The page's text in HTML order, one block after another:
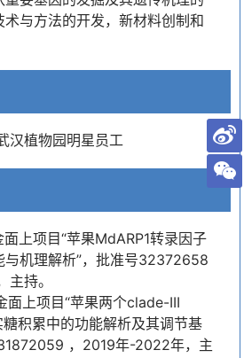
与方法的开发，新材料创制和
汉植物园明星员工
上项目“苹果MdARP1转录因子
与机理解析”，批准号32372658
持。
面上项目“苹果两个clade-III
积累中的功能解析及其调节基
，2019年-2022年，主